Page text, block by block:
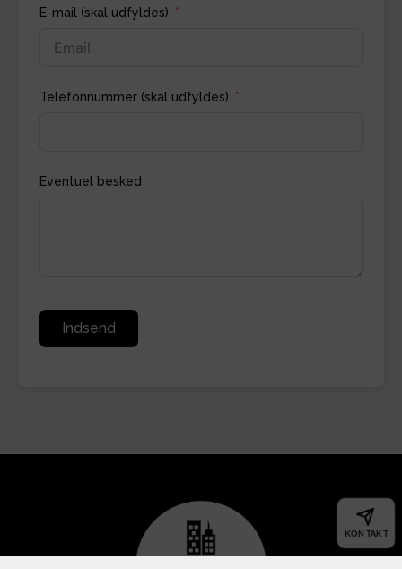
KONTAKT
E-mail (skal udfyldes)
Telefonnummer (skal udfyldes)
Eventuel besked
Indsend